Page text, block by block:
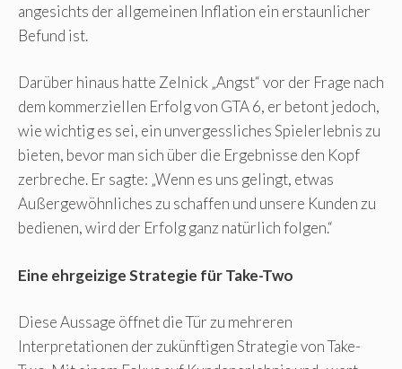
angesichts der allgemeinen Inflation ein erstaunlicher
Befund ist.
Darüber hinaus hatte Zelnick „Angst“ vor der Frage nach
dem kommerziellen Erfolg von GTA 6, er betont jedoch,
wie wichtig es sei, ein unvergessliches Spielerlebnis zu
bieten, bevor man sich über die Ergebnisse den Kopf
zerbreche. Er sagte: „Wenn es uns gelingt, etwas
Außergewöhnliches zu schaffen und unsere Kunden zu
bedienen, wird der Erfolg ganz natürlich folgen.“
Eine ehrgeizige Strategie für Take-Two
Diese Aussage öffnet die Tür zu mehreren
Interpretationen der zukünftigen Strategie von Take-